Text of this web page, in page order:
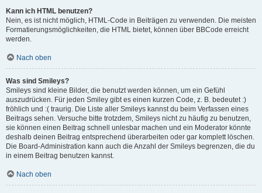
Kann ich HTML benutzen?
Nein, es ist nicht möglich, HTML-Code in Beiträgen zu verwenden. Die meisten
Formatierungsmöglichkeiten, die HTML bietet, können über BBCode erreicht
werden.
Nach oben
Was sind Smileys?
Smileys sind kleine Bilder, die benutzt werden können, um ein Gefühl
auszudrücken. Für jeden Smiley gibt es einen kurzen Code, z. B. bedeutet :)
fröhlich und :( traurig. Die Liste aller Smileys kannst du beim Verfassen eines
Beitrags sehen. Versuche bitte trotzdem, Smileys nicht zu häufig zu benutzen,
sie können einen Beitrag schnell unlesbar machen und ein Moderator könnte
deshalb deinen Beitrag entsprechend überarbeiten oder gar komplett löschen.
Die Board-Administration kann auch die Anzahl der Smileys begrenzen, die du
in einem Beitrag benutzen kannst.
Nach oben